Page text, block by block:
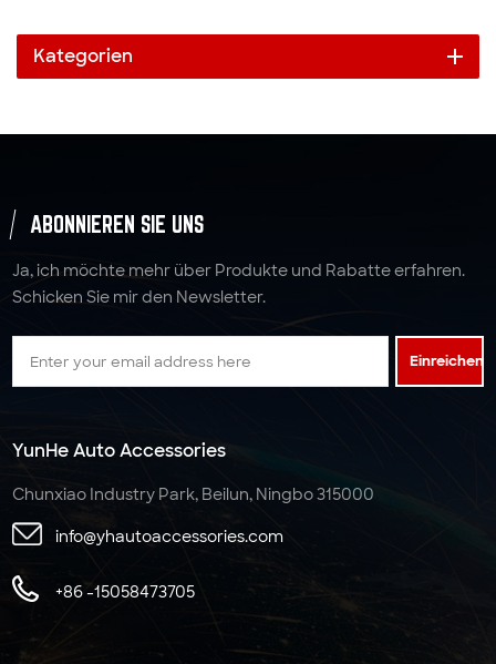
Kategorien
ABONNIEREN SIE UNS
Ja, ich möchte mehr über Produkte und Rabatte erfahren.
Schicken Sie mir den Newsletter.
Einreichen
YunHe Auto Accessories
Chunxiao Industry Park, Beilun, Ningbo 315000
info@yhautoaccessories.com
+86 -15058473705